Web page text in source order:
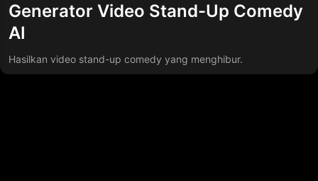
Generator Video Stand-Up Comedy
AI
Hasilkan video stand-up comedy yang menghibur.